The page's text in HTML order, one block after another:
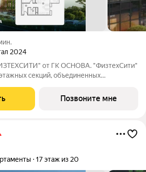
2024
от ГК ОСНОВА. "ФизтехСити"
секций, объединенных
В кластере собственный
гостевые парковки, на первых
Позвоните мне
17 этаж из 20